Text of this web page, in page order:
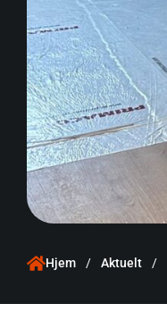
Hjem / Aktuelt /